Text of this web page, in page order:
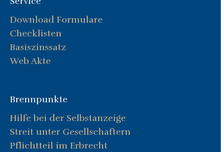
Download Formulare
Checklisten
Basiszinssatz
Web Akte
Brennpunkte
Hilfe bei der Selbstanzeige
Streit unter Gesellschaftern
Pflichtteil im Erbrecht